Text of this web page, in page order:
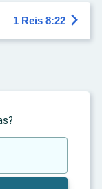
1 Reis 8:22 